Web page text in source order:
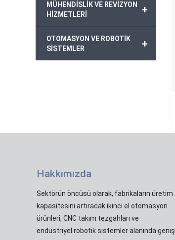
+
MÜHENDİSLİK VE REVİZYON
HİZMETLERİ
+
OTOMASYON VE ROBOTİK
SİSTEMLER
Hakkımızda
Sektörün öncüsü olarak, fabrikaların üretim
kapasitesini artıracak ikinci el otomasyon
ürünleri, CNC takım tezgahları ve
endüstriyel robotik sistemler alanında geniş